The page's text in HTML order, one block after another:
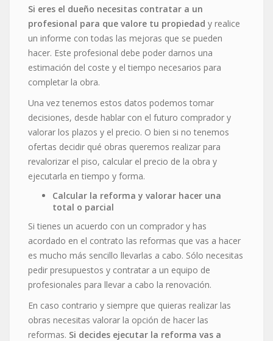
Si eres el dueño necesitas contratar a un
profesional para que valore tu propiedad y realice
un informe con todas las mejoras que se pueden
hacer. Este profesional debe poder darnos una
estimación del coste y el tiempo necesarios para
completar la obra.
Una vez tenemos estos datos podemos tomar
decisiones, desde hablar con el futuro comprador y
valorar los plazos y el precio. O bien si no tenemos
ofertas decidir qué obras queremos realizar para
revalorizar el piso, calcular el precio de la obra y
ejecutarla en tiempo y forma.
Calcular la reforma y valorar hacer una
total o parcial
Si tienes un acuerdo con un comprador y has
acordado en el contrato las reformas que vas a hacer
es mucho más sencillo llevarlas a cabo. Sólo necesitas
pedir presupuestos y contratar a un equipo de
profesionales para llevar a cabo la renovación.
En caso contrario y siempre que quieras realizar las
obras necesitas valorar la opción de hacer las
reformas. Si decides ejecutar la reforma vas a